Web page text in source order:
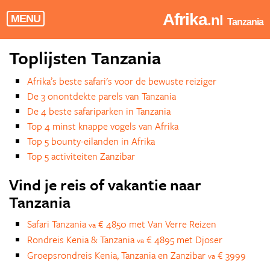
MENU Afrika.nl Tanzania
Toplijsten Tanzania
Afrika’s beste safari's voor de bewuste reiziger
De 3 onontdekte parels van Tanzania
De 4 beste safariparken in Tanzania
Top 4 minst knappe vogels van Afrika
Top 5 bounty-eilanden in Afrika
Top 5 activiteiten Zanzibar
Vind je reis of vakantie naar
Tanzania
Safari Tanzania va € 4850 met Van Verre Reizen
Rondreis Kenia & Tanzania va € 4895 met Djoser
Groepsrondreis Kenia, Tanzania en Zanzibar va € 3999